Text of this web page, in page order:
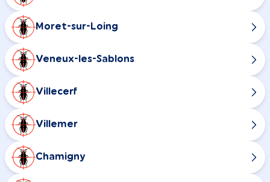
Moret-sur-Loing
Veneux-les-Sablons
Villecerf
Villemer
Chamigny